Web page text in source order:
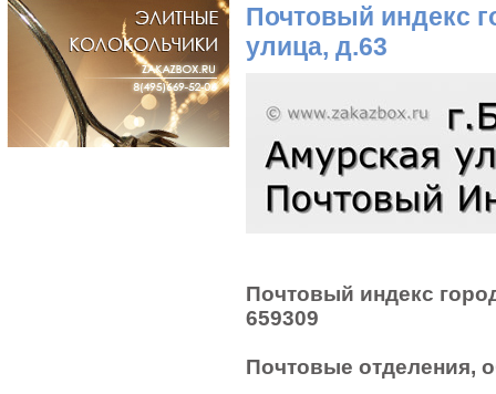
Почтовый индекс
улица, д.63
Почтовый индекс
659309
Почтовые отделения,